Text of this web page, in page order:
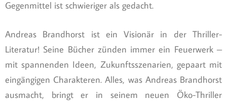
Gegenmittel ist schwieriger als gedacht.
Andreas Brandhorst ist ein Visionär in der Thriller-
Literatur! Seine Bücher zünden immer ein Feuerwerk –
mit spannenden Ideen, Zukunftsszenarien, gepaart mit
eingängigen Charakteren. Alles, was Andreas Brandhorst
ausmacht, bringt er in seinem neuen Öko-Thriller